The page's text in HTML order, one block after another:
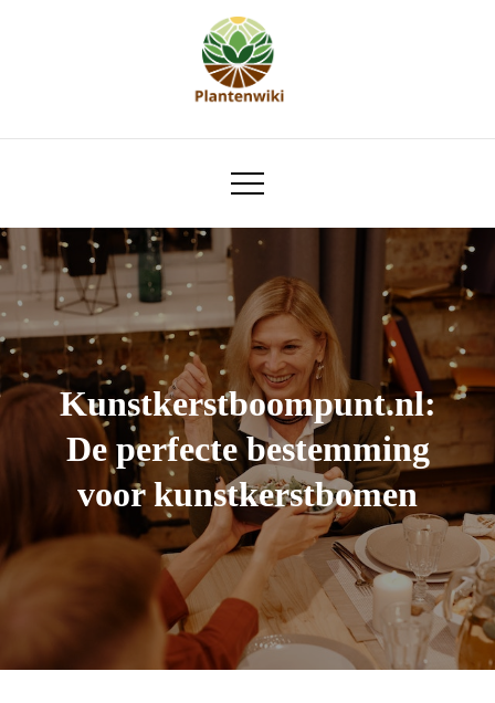
plantenwiki.nl
Kunstkerstboompunt.nl:
De perfecte bestemming
voor kunstkerstbomen